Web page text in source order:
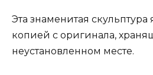
Эта знаменитая скульптура
копией с оригинала,
неустановленном месте.